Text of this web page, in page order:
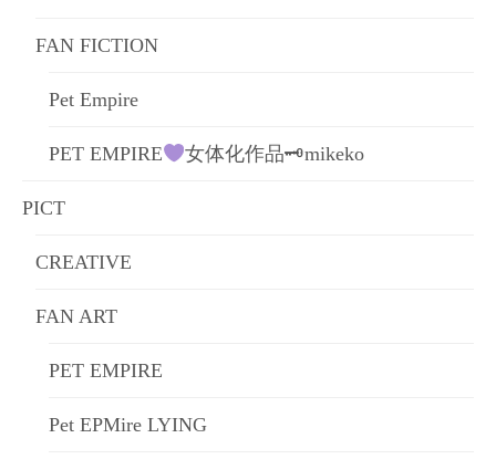
FAN FICTION
Pet Empire
PET EMPIRE 女体化作品🗝mikeko
PICT
CREATIVE
FAN ART
PET EMPIRE
Pet EPMire LYING